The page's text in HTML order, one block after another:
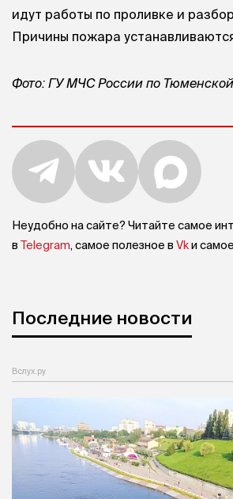
идут работы по проливке и
Причины пожара
Фото: ГУ МЧС России по
Неудобно на сайте? Читайте самое
в Telegram, самое полезное в Vkи
Последние новости
Вслух.ру